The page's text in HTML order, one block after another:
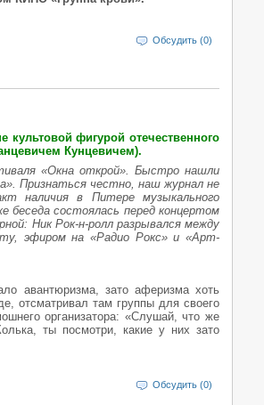
Обсудить (0)
культовой фигурой отечественного
Кунцевичем).
«Окна открой». Быстро нашли
Признаться честно, наш журнал не
наличия в Питере музыкального
беседа состоялась перед концертом
Ник Рок-н-ролл разрывался между
эфиром на «Радио Рокс» и «Арт-
авантюризма, зато аферизма хоть
отсматривал там группы для своего
организатора: «Слушай, что же
ты посмотри, какие у них зато
Обсудить (0)